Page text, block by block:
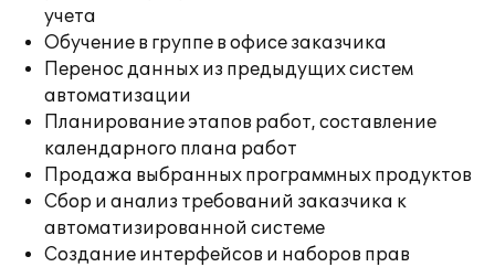
учета
Обучение в группе в офисе заказчика
Перенос данных из предыдущих систем
автоматизации
Планирование этапов работ, составление
календарного плана работ
Продажа выбранных программных продуктов
Сбор и анализ требований заказчика к
автоматизированной системе
Создание интерфейсов и наборов прав